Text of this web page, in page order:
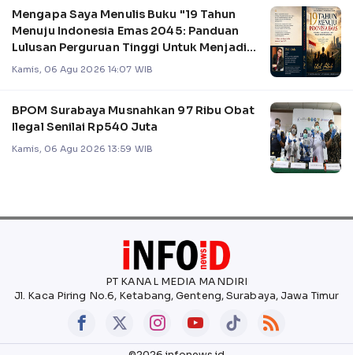
Mengapa Saya Menulis Buku "19 Tahun
Menuju Indonesia Emas 2045: Panduan
Lulusan Perguruan Tinggi Untuk Menjadi
Pemimpin
Kamis, 06 Agu 2026 14:07 WIB
BPOM Surabaya Musnahkan 97 Ribu Obat
Ilegal Senilai Rp540 Juta
Kamis, 06 Agu 2026 13:59 WIB
PT KANAL MEDIA MANDIRI
Jl. Kaca Piring No.6, Ketabang, Genteng, Surabaya, Jawa Timur